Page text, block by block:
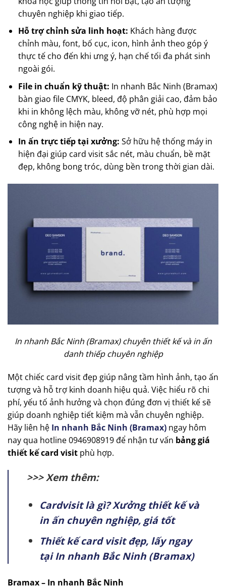
chuyên nghiệp khi giao tiếp.
Hỗ trợ chỉnh sửa linh hoạt: Khách hàng được
chỉnh màu, font, bố cục, icon, hình ảnh theo góp ý
thực tế cho đến khi ưng ý, hạn chế tối đa phát sinh
ngoài gói.
File in chuẩn kỹ thuật: In nhanh Bắc Ninh (Bramax)
bàn giao file CMYK, bleed, độ phân giải cao, đảm bảo
khi in không lệch màu, không vỡ nét, phù hợp mọi
công nghệ in hiện nay.
In ấn trực tiếp tại xưởng: Sở hữu hệ thống máy in
hiện đại giúp card visit sắc nét, màu chuẩn, bề mặt
đẹp, không bong tróc, dùng bền trong thời gian dài.
In nhanh Bắc Ninh (Bramax) chuyên thiết kế và in ấn
danh thiếp chuyên nghiệp
Một chiếc card visit đẹp giúp nâng tầm hình ảnh, tạo ấn
tượng và hỗ trợ kinh doanh hiệu quả. Việc hiểu rõ chi
phí, yếu tố ảnh hưởng và chọn đúng đơn vị thiết kế sẽ
giúp doanh nghiệp tiết kiệm mà vẫn chuyên nghiệp.
Hãy liên hệ In nhanh Bắc Ninh (Bramax) ngay hôm
nay qua hotline 0946908919 để nhận tư vấn bảng giá
thiết kế card visit phù hợp.
>>> Xem thêm:
Cardvisit là gì? Xưởng thiết kế và
in ấn chuyên nghiệp, giá tốt
Thiết kế card visit đẹp, lấy ngay
tại In nhanh Bắc Ninh (Bramax)
Bramax – In nhanh Bắc Ninh